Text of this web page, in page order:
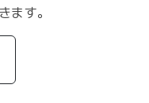
ます。